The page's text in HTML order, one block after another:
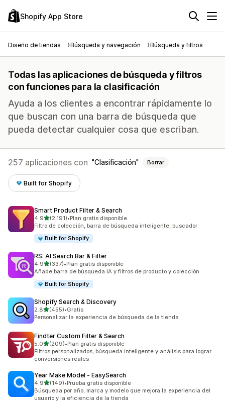
Shopify App Store
Diseño de tiendas Búsqueda y navegación Búsqueda y filtros
Todas las aplicaciones de búsqueda y filtros
con funciones para la clasificación
Ayuda a los clientes a encontrar rápidamente lo
que buscan con una barra de búsqueda que
pueda detectar cualquier cosa que escriban.
257 aplicaciones con Clasificación Borrar
Built for Shopify
Smart Product Filter & Search
4.9de 5 estrellas
(2,191)
2191 reseñas en total
•Plan gratis disponible
Filtro de colección, barra de búsqueda inteligente, buscador
Built for Shopify
RS: AI Search Bar & Filter
4.9de 5 estrellas
(337)
337 reseñas en total
•Plan gratis disponible
Añade barra de búsqueda IA y filtros de producto y colección
Built for Shopify
Shopify Search & Discovery
2.8de 5 estrellas
(455)
455 reseñas en total
•Gratis
Personalizar la experiencia de búsqueda de la tienda
Findter Custom Filter & Search
5.0de 5 estrellas
(209)
209 reseñas en total
•Plan gratis disponible
Filtros personalizados, búsqueda inteligente y análisis para lograr
conversiones reales
Year Make Model ‑ EasySearch
4.9de 5 estrellas
(149)
149 reseñas en total
•Prueba gratis disponible
Búsqueda por año, marca y modelo que mejora la experiencia del
usuario y la eficiencia de la tienda